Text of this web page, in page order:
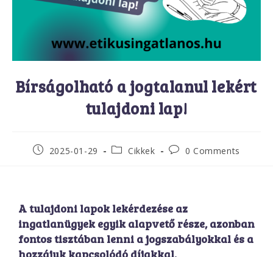
Bírságolható a jogtalanul lekért
tulajdoni lap!
2025-01-29 Cikkek 0 Comments
A tulajdoni lapok lekérdezése az
ingatlanügyek egyik alapvető része, azonban
fontos tisztában lenni a jogszabályokkal és a
hozzájuk kapcsolódó díjakkal.